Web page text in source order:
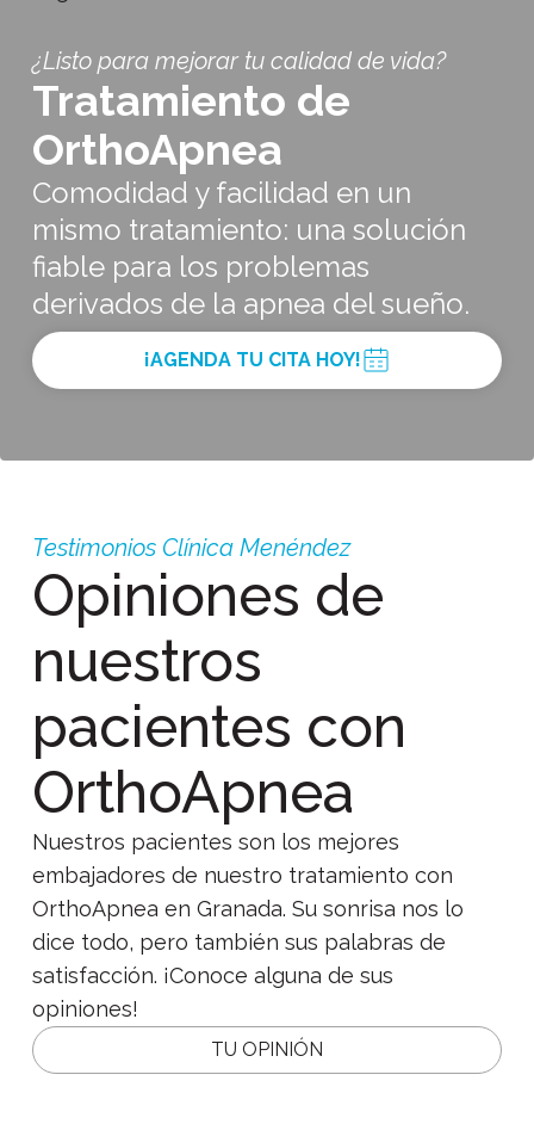
¿Listo para mejorar tu calidad de vida?
Tratamiento de
OrthoApnea
Comodidad y facilidad en un
mismo tratamiento: una solución
fiable para los problemas
derivados de la apnea del sueño.
¡AGENDA TU CITA HOY!
Testimonios Clínica Menéndez
Opiniones de
nuestros
pacientes con
OrthoApnea
Nuestros pacientes son los mejores
embajadores de nuestro tratamiento con
OrthoApnea en Granada. Su sonrisa nos lo
dice todo, pero también sus palabras de
satisfacción. ¡Conoce alguna de sus
opiniones!
TU OPINIÓN